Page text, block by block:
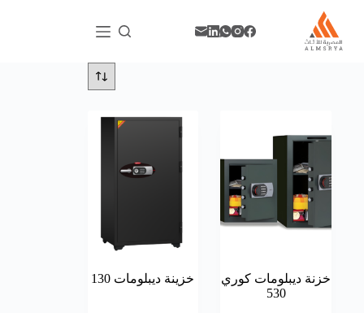
خزنة ديبلومات كوري
530
خزينة ديبلومات 130